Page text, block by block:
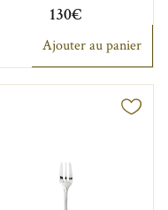
130€
Ajouter au panier